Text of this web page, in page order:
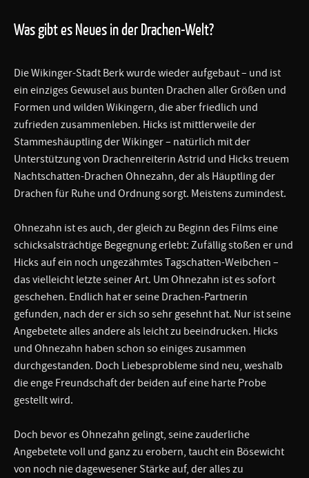
Was gibt es Neues in der Drachen-Welt?
Die Wikinger-Stadt Berk wurde wieder aufgebaut – und ist
ein einziges Gewusel aus bunten Drachen aller Größen und
Formen und wilden Wikingern, die aber friedlich und
zufrieden zusammenleben. Hicks ist mittlerweile der
Stammeshäuptling der Wikinger – natürlich mit der
Unterstützung von Drachenreiterin Astrid und Hicks treuem
Nachtschatten-Drachen Ohnezahn, der als Häuptling der
Drachen für Ruhe und Ordnung sorgt. Meistens zumindest.
Ohnezahn ist es auch, der gleich zu Beginn des Films eine
schicksalsträchtige Begegnung erlebt: Zufällig stoßen er und
Hicks auf ein noch ungezähmtes Tagschatten-Weibchen –
das vielleicht letzte seiner Art. Um Ohnezahn ist es sofort
geschehen. Endlich hat er seine Drachen-Partnerin
gefunden, nach der er sich so sehr gesehnt hat. Nur ist seine
Angebetete alles andere als leicht zu beeindrucken. Hicks
und Ohnezahn haben schon so einiges zusammen
durchgestanden. Doch Liebesprobleme sind neu, weshalb
die enge Freundschaft der beiden auf eine harte Probe
gestellt wird.
Doch bevor es Ohnezahn gelingt, seine zauderliche
Angebetete voll und ganz zu erobern, taucht ein Bösewicht
von noch nie dagewesener Stärke auf, der alles zu